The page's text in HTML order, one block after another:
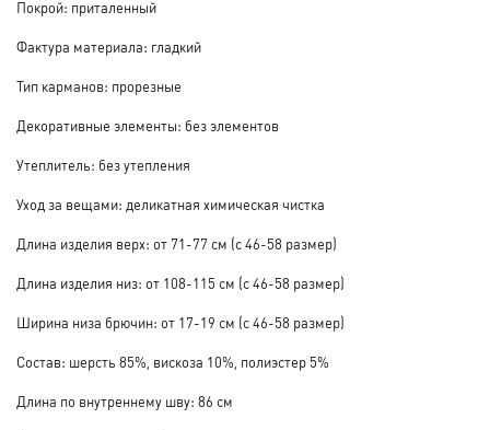
Покрой: приталенный
Фактура материала: гладкий
Тип карманов: прорезные
Декоративные элементы: без элементов
Утеплитель: без утепления
Уход за вещами: деликатная химическая чистка
Длина изделия верх: от 71-77 см (с 46-58 размер)
Длина изделия низ: от 108-115 см (с 46-58 размер)
Ширина низа брючин: от 17-19 см (с 46-58 размер)
Состав: шерсть 85%, вискоза 10%, полиэстер 5%
Длина по внутреннему шву: 86 см